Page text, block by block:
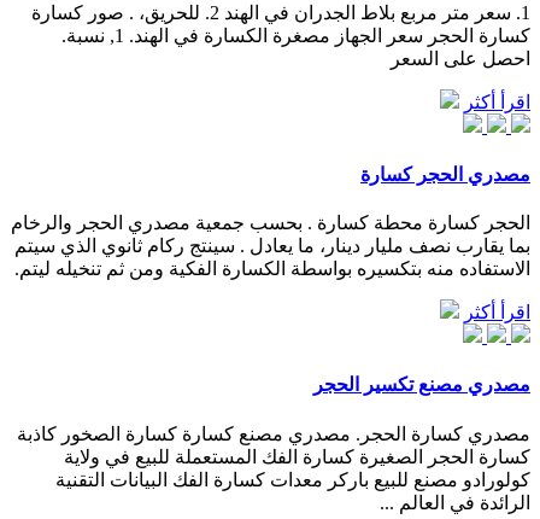
1. سعر متر مربع بلاط الجدران في الهند 2. للحريق، . صور كسارة
كسارة الحجر سعر الجهاز مصغرة الكسارة في الهند. 1, نسبة.
احصل على السعر
اقرأ أكثر
مصدري الحجر كسارة
الحجر كسارة محطة كسارة . بحسب جمعية مصدري الحجر والرخام
بما يقارب نصف مليار دينار، ما يعادل . سينتج ركام ثانوي الذي سيتم
الاستفاده منه بتكسيره بواسطة الكسارة الفكية ومن ثم تنخيله ليتم.
اقرأ أكثر
مصدري مصنع تكسير الحجر
مصدري كسارة الحجر. مصدري مصنع كسارة كسارة الصخور كاذبة
كسارة الحجر الصغيرة كسارة الفك المستعملة للبيع في ولاية
كولورادو مصنع للبيع باركر معدات كسارة الفك البيانات التقنية
الرائدة في العالم ...